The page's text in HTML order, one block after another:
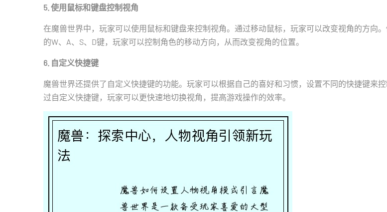
5. 使用鼠标和键盘控制视角
在魔兽世界中，玩家可以使用鼠标和键盘来控制视角。通过移动鼠标，玩家可以改变视角的方向
的W、A、S、D键，玩家可以控制角色的移动方向，从而改变视角的位置。
6. 自定义快捷键
魔兽世界还提供了自定义快捷键的功能。玩家可以根据自己的喜好和习惯，设置不同的快捷键来
过自定义快捷键，玩家可以更快速地切换视角，提高游戏操作的效率。